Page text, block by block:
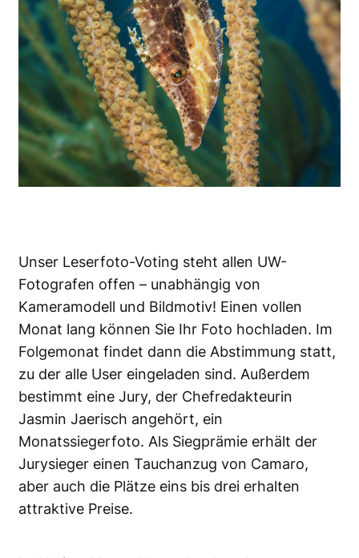
Unser Leserfoto-Voting steht allen UW-
Fotografen offen – unabhängig von
Kameramodell und Bildmotiv! Einen vollen
Monat lang können Sie Ihr Foto hochladen. Im
Folgemonat findet dann die Abstimmung statt,
zu der alle User eingeladen sind. Außerdem
bestimmt eine Jury, der Chefredakteurin
Jasmin Jaerisch angehört, ein
Monatssiegerfoto. Als Siegprämie erhält der
Jurysieger einen Tauchanzug von Camaro,
aber auch die Plätze eins bis drei erhalten
attraktive Preise.